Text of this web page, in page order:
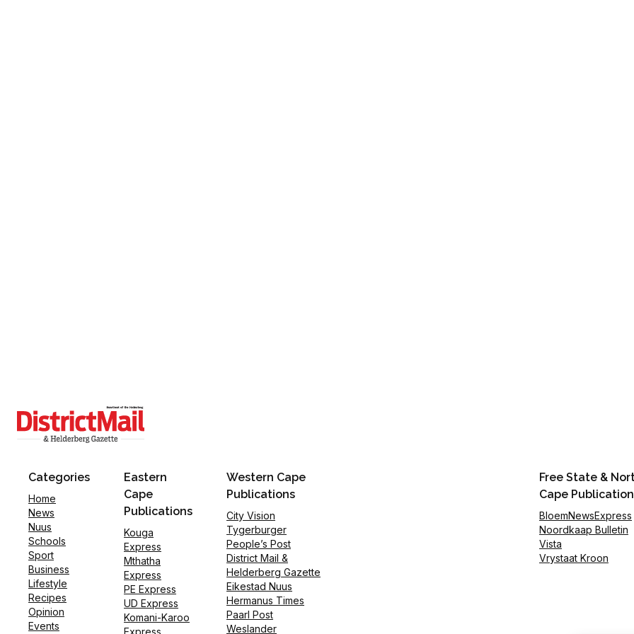
Categories
Home
News
Nuus
Schools
Sport
Business
Lifestyle
Recipes
Opinion
Events
Eastern
Cape
Publications
Kouga
Express
Mthatha
Express
PE Express
UD Express
Komani-Karoo
Western Cape
Publications
City Vision
Tygerburger
People’s Post
District Mail &
Helderberg Gazette
Eikestad Nuus
Hermanus Times
Paarl Post
Weslander
Free State &
Cape
BloemNewsExpress
Noordkaap Bulletin
Vista
Vrystaat Kroon